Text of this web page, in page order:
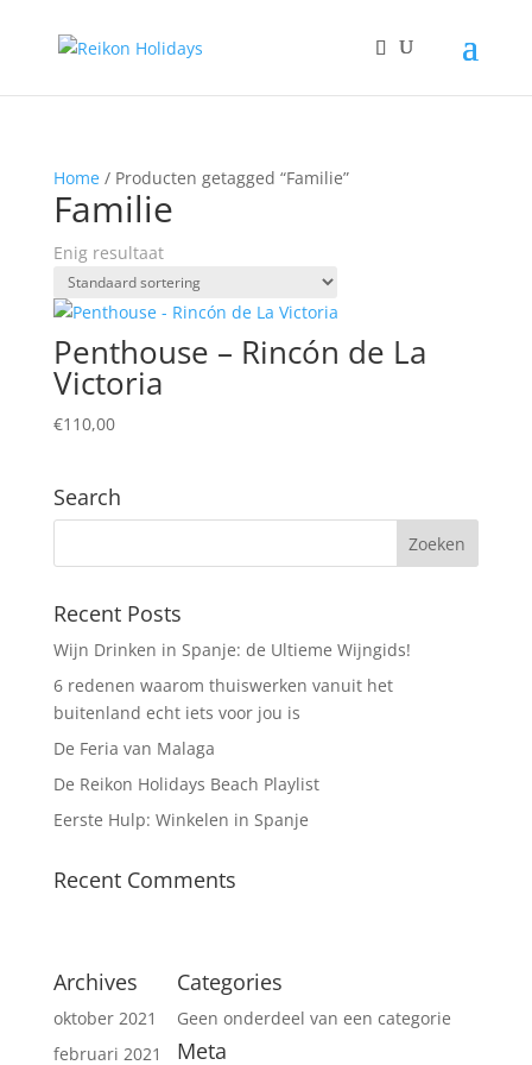
Home/ Producten getagged “Familie”
Familie
Enig resultaat
Penthouse – Rincón de La
Victoria
€110,00
Search
Recent Posts
Wijn Drinken in Spanje: de Ultieme Wijngids!
6 redenen waarom thuiswerken vanuit het
buitenland echt iets voor jou is
De Feria van Malaga
De Reikon Holidays Beach Playlist
Eerste Hulp: Winkelen in Spanje
Recent Comments
Archives
oktober 2021
februari 2021
Categories
Geen onderdeel van een categorie
Meta